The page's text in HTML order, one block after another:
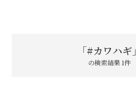
「#カワハギ」
の検索結果 1件